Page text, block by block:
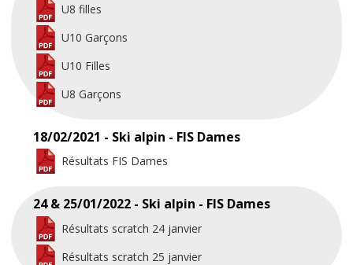
U8 filles
U10 Garçons
U10 Filles
U8 Garçons
18/02/2021 - Ski alpin - FIS Dames
Résultats FIS Dames
24 & 25/01/2022 - Ski alpin - FIS Dames
Résultats scratch 24 janvier
Résultats scratch 25 janvier